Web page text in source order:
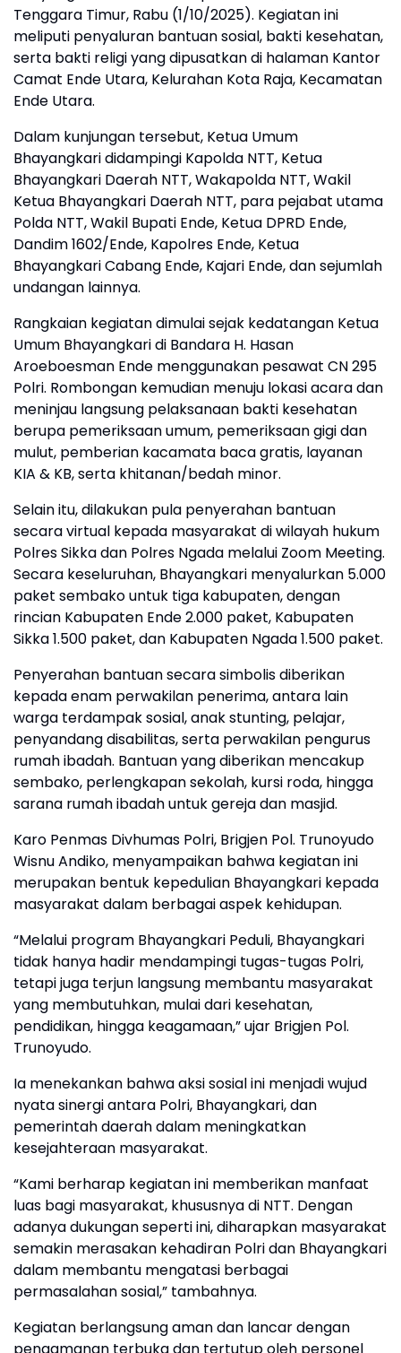
Tenggara Timur, Rabu (1/10/2025). Kegiatan ini
meliputi penyaluran bantuan sosial, bakti kesehatan,
serta bakti religi yang dipusatkan di halaman Kantor
Camat Ende Utara, Kelurahan Kota Raja, Kecamatan
Ende Utara.
Dalam kunjungan tersebut, Ketua Umum
Bhayangkari didampingi Kapolda NTT, Ketua
Bhayangkari Daerah NTT, Wakapolda NTT, Wakil
Ketua Bhayangkari Daerah NTT, para pejabat utama
Polda NTT, Wakil Bupati Ende, Ketua DPRD Ende,
Dandim 1602/Ende, Kapolres Ende, Ketua
Bhayangkari Cabang Ende, Kajari Ende, dan sejumlah
undangan lainnya.
Rangkaian kegiatan dimulai sejak kedatangan Ketua
Umum Bhayangkari di Bandara H. Hasan
Aroeboesman Ende menggunakan pesawat CN 295
Polri. Rombongan kemudian menuju lokasi acara dan
meninjau langsung pelaksanaan bakti kesehatan
berupa pemeriksaan umum, pemeriksaan gigi dan
mulut, pemberian kacamata baca gratis, layanan
KIA & KB, serta khitanan/bedah minor.
Selain itu, dilakukan pula penyerahan bantuan
secara virtual kepada masyarakat di wilayah hukum
Polres Sikka dan Polres Ngada melalui Zoom Meeting.
Secara keseluruhan, Bhayangkari menyalurkan 5.000
paket sembako untuk tiga kabupaten, dengan
rincian Kabupaten Ende 2.000 paket, Kabupaten
Sikka 1.500 paket, dan Kabupaten Ngada 1.500 paket.
Penyerahan bantuan secara simbolis diberikan
kepada enam perwakilan penerima, antara lain
warga terdampak sosial, anak stunting, pelajar,
penyandang disabilitas, serta perwakilan pengurus
rumah ibadah. Bantuan yang diberikan mencakup
sembako, perlengkapan sekolah, kursi roda, hingga
sarana rumah ibadah untuk gereja dan masjid.
Karo Penmas Divhumas Polri, Brigjen Pol. Trunoyudo
Wisnu Andiko, menyampaikan bahwa kegiatan ini
merupakan bentuk kepedulian Bhayangkari kepada
masyarakat dalam berbagai aspek kehidupan.
“Melalui program Bhayangkari Peduli, Bhayangkari
tidak hanya hadir mendampingi tugas-tugas Polri,
tetapi juga terjun langsung membantu masyarakat
yang membutuhkan, mulai dari kesehatan,
pendidikan, hingga keagamaan,” ujar Brigjen Pol.
Trunoyudo.
Ia menekankan bahwa aksi sosial ini menjadi wujud
nyata sinergi antara Polri, Bhayangkari, dan
pemerintah daerah dalam meningkatkan
kesejahteraan masyarakat.
“Kami berharap kegiatan ini memberikan manfaat
luas bagi masyarakat, khususnya di NTT. Dengan
adanya dukungan seperti ini, diharapkan masyarakat
semakin merasakan kehadiran Polri dan Bhayangkari
dalam membantu mengatasi berbagai
permasalahan sosial,” tambahnya.
Kegiatan berlangsung aman dan lancar dengan